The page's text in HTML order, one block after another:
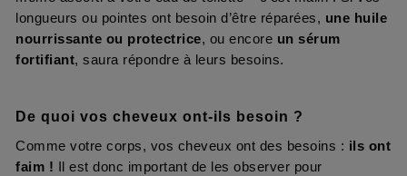
longueurs ou pointes ont besoin d’être réparées, une huile
nourrissante ou protectrice, ou encore un sérum
fortifiant, saura répondre à leurs besoins.
De quoi vos cheveux ont-ils besoin ?
Comme votre corps, vos cheveux ont des besoins : ils ont
faim ! Il est donc important de les observer pour